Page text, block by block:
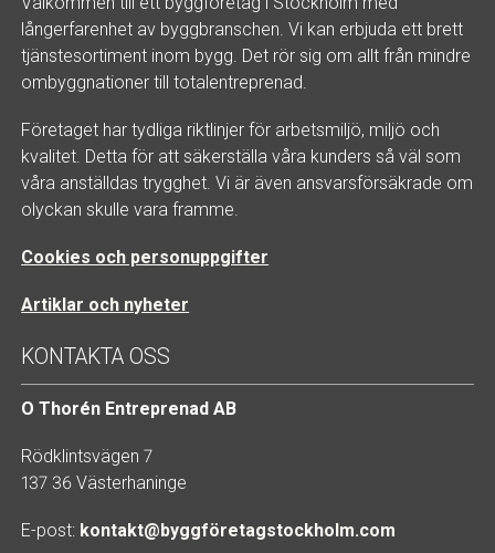
långerfarenhet av byggbranschen. Vi kan erbjuda ett brett
tjänstesortiment inom bygg. Det rör sig om allt från mindre
ombyggnationer till totalentreprenad.
Företaget har tydliga riktlinjer för arbetsmiljö, miljö och
kvalitet. Detta för att säkerställa våra kunders så väl som
våra anställdas trygghet. Vi är även ansvarsförsäkrade om
olyckan skulle vara framme.
Cookies och personuppgifter
Artiklar och nyheter
KONTAKTA OSS
O Thorén Entreprenad AB
Rödklintsvägen 7
137 36 Västerhaninge
E-post: kontakt@byggföretagstockholm.com